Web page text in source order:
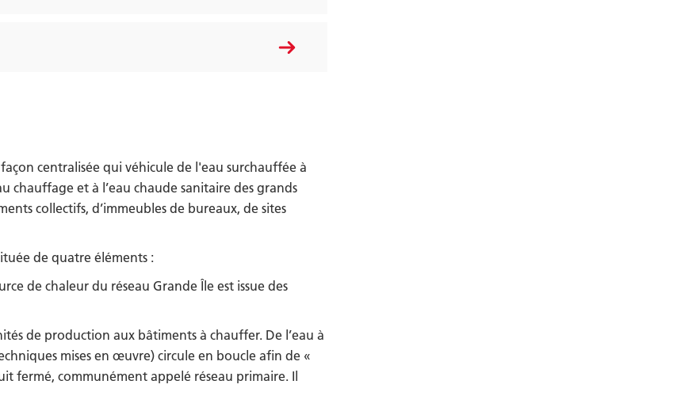
centralisée qui véhicule de l'eau surchauffée à
chauffage et à l’eau chaude sanitaire des grands
collectifs, d’immeubles de bureaux, de sites
de quatre éléments :
de chaleur du réseau Grande Île est issue des
de production aux bâtiments à chauffer. De l’eau à
mises en œuvre) circule en boucle afin de «
fermé, communément appelé réseau primaire. Il